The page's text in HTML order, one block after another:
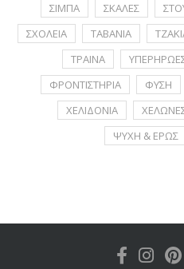
ΣΙΜΠΑ
ΣΚΑΛΕΣ
ΣΧΟΛΕΙΑ
ΤΑΒΑΝΙΑ
ΤΡΑΙΝΑ
ΦΡΟΝΤΙΣΤΗΡΙΑ
ΦΥΣΗ
ΧΕΛΙΔΟΝΙΑ
ΨΥΧΗ & ΕΡΩΣ